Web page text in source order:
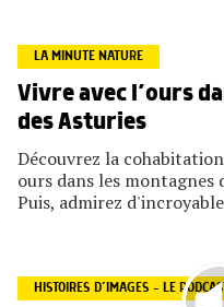
LA MINUTE NATURE
Vivre avec l’ours
des Asturies
Découvrez la
ours dans les montagnes
Puis, admirez
HISTOIRES D’IMAGES - LE